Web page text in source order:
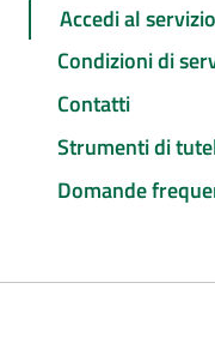
Accedi al servizio
Condizioni di
Contatti
Strumenti di
Domande